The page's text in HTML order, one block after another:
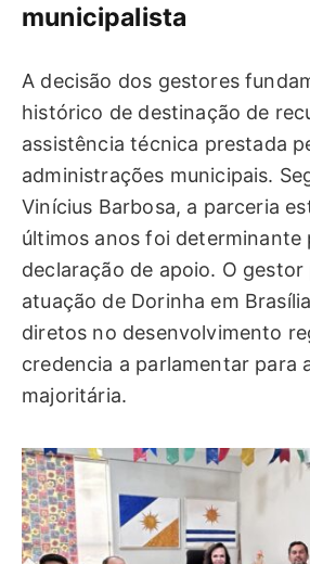
municipalista
A decisão dos gestores
histórico de destinação de
assistência técnica prestada
administrações municipais.
Vinícius Barbosa, a parceria
últimos anos foi determinante
declaração de apoio. O
atuação de Dorinha em
diretos no desenvolvimento
credencia a parlamentar para
majoritária.